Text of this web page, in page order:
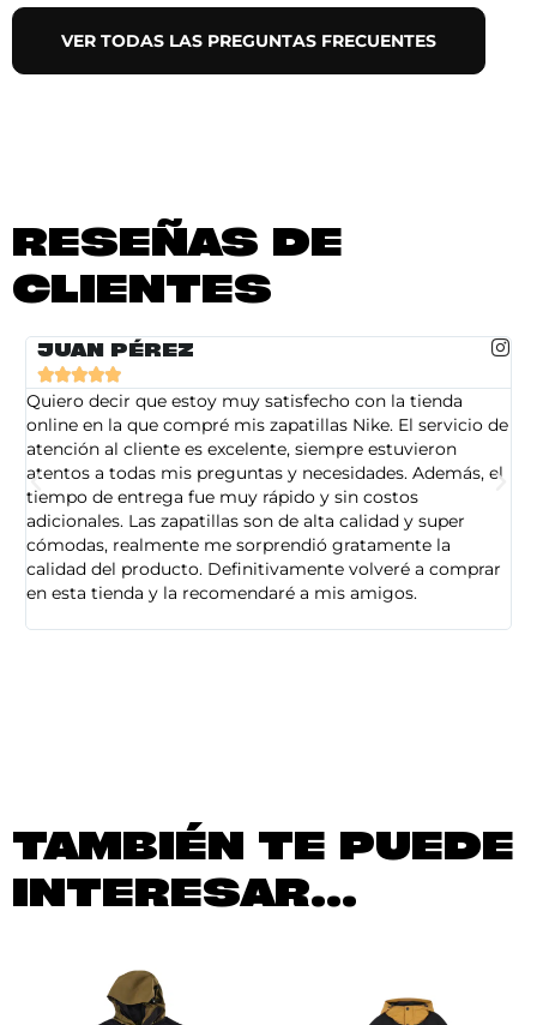
VER TODAS LAS PREGUNTAS FRECUENTES
RESEÑAS DE
CLIENTES
JUAN PÉREZ

Quiero decir que estoy muy satisfecho con la tienda
online en la que compré mis zapatillas Nike. El servicio de
atención al cliente es excelente, siempre estuvieron
atentos a todas mis preguntas y necesidades. Además, el
tiempo de entrega fue muy rápido y sin costos
adicionales. Las zapatillas son de alta calidad y super
cómodas, realmente me sorprendió gratamente la
calidad del producto. Definitivamente volveré a comprar
en esta tienda y la recomendaré a mis amigos.
TAMBIÉN TE PUEDE
INTERESAR...